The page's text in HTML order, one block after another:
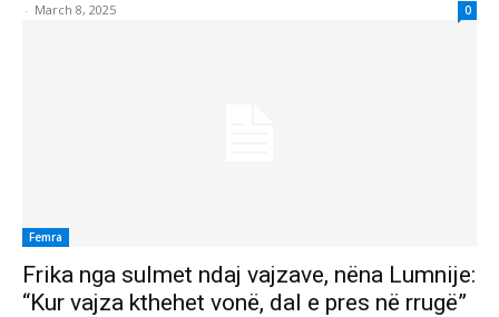
- March 8, 2025 0
Femra
Frika nga sulmet ndaj vajzave, nëna Lumnije:
“Kur vajza kthehet vonë, dal e pres në rrugë”